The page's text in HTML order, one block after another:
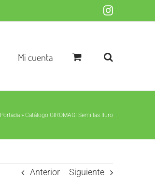
Instagram
Mi cuenta
Portada » Catálogo GIROMAGI Semillas Iluro
Anterior Siguiente